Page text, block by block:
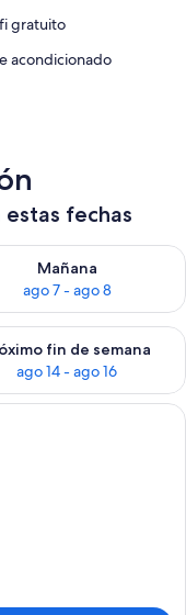
gratuito
acondicionado
fechas
- ago 7
Mañana
ago 7 - ago 8
la disponibilidad
semana ago 7 -
fin de semana
ago 14 - ago 16
la disponibilidad
ropa de cama